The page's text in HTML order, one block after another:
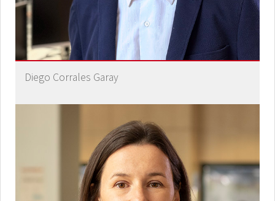
Diego Corrales Garay